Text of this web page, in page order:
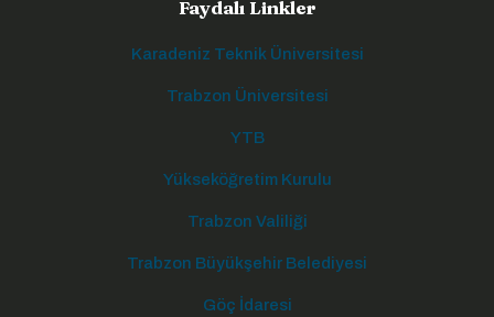
Faydalı Linkler
Karadeniz Teknik Üniversitesi
Trabzon Üniversitesi
YTB
Yükseköğretim Kurulu
Trabzon Valiliği
Trabzon Büyükşehir Belediyesi
Göç İdaresi